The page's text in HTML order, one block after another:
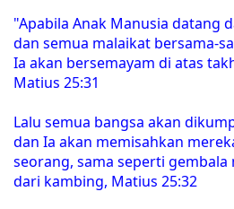
"Apabila Anak Manusia datang
dan semua malaikat bersama-
Ia akan bersemayam di atas
Matius 25:31
Lalu semua bangsa akan
dan Ia akan memisahkan
seorang, sama seperti
dari kambing, Matius 25:32